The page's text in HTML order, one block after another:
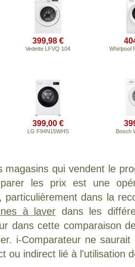
399,98 €
Vedette LFVQ 104 Whirlpool
399,00 €
LG F94N15WHS Bosch
magasins qui vendent le
les prix est une
particulièrement dans la
à laver dans les
dans cette comparaison
i-Comparateur ne
ou indirect lié à l'utilisation